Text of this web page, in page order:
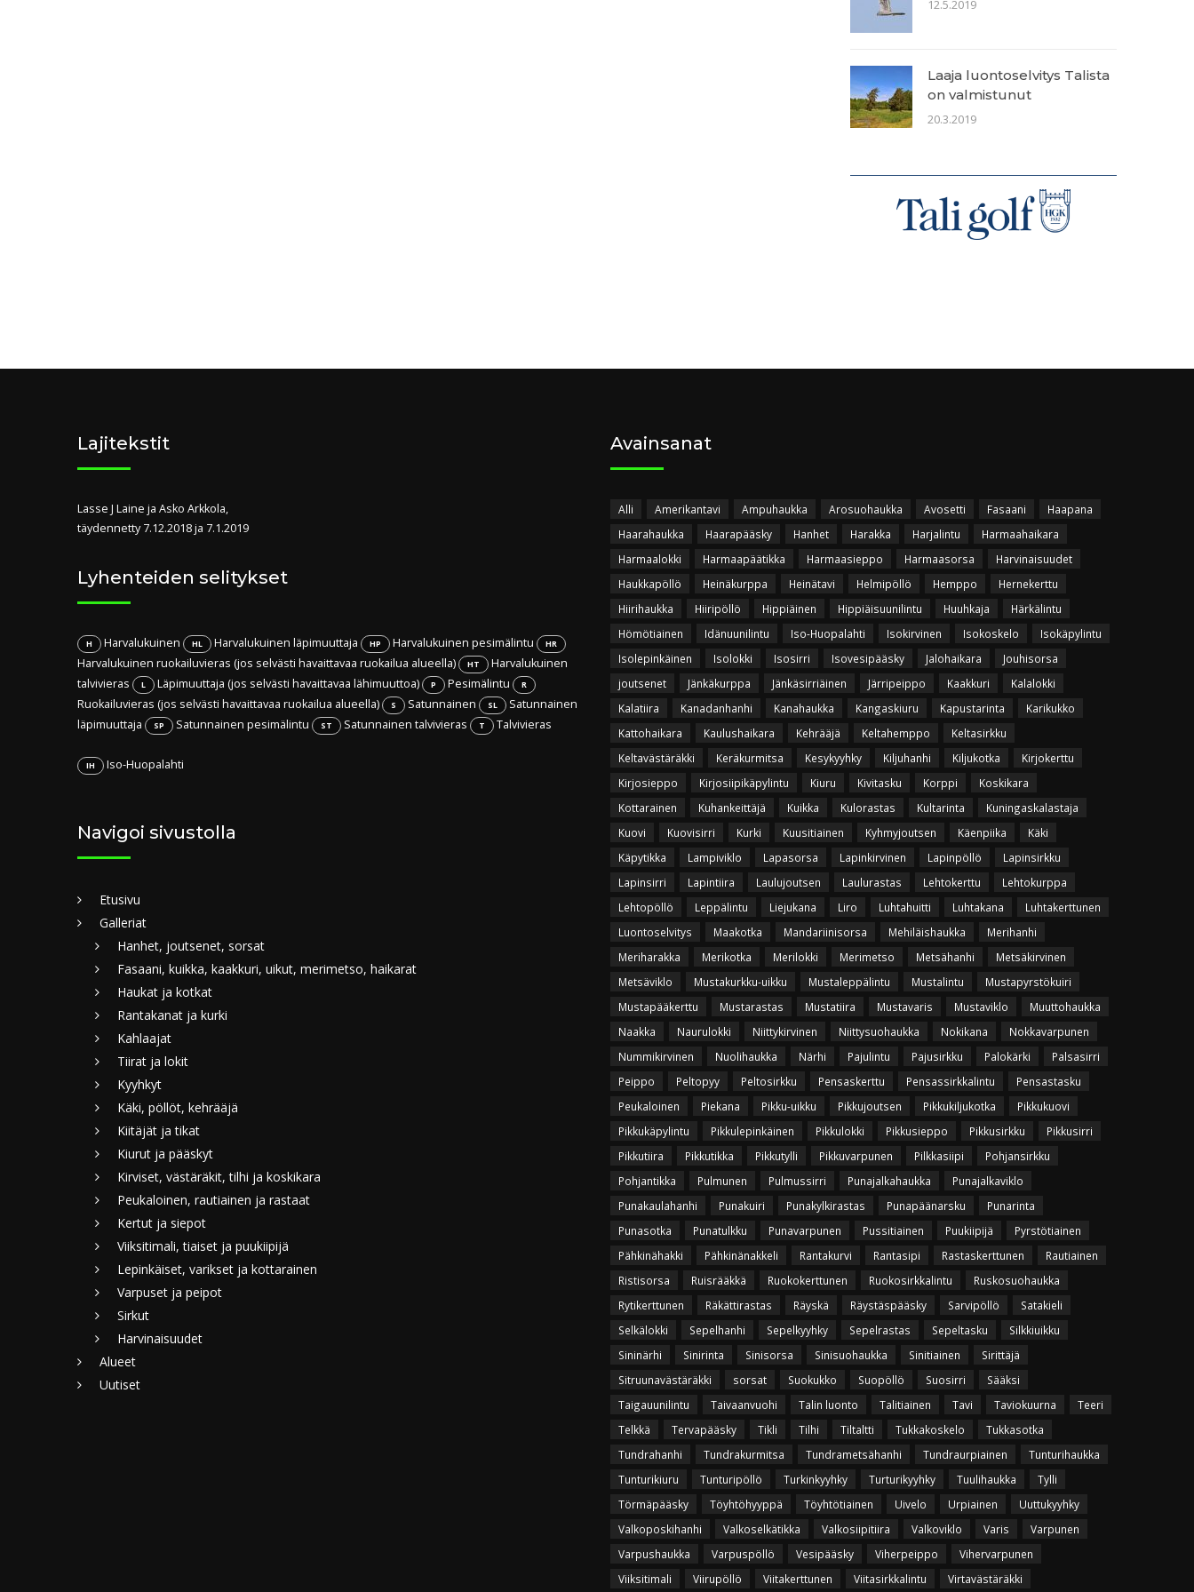
12.5.2019
Laaja luontoselvitys Talista
on valmistunut
20.3.2019
Lajitekstit
Lasse J Laine ja Asko Arkkola,
täydennetty 7.12.2018 ja 7.1.2019
Lyhenteiden selitykset
H Harvalukuinen HL Harvalukuinen läpimuuttaja HP Harvalukuinen pesimälintu HR
Harvalukuinen ruokailuvieras (jos selvästi havaittavaa ruokailua alueella) HT
Harvalukuinen
talvivieras
L Läpimuuttaja (jos selvästi havaittavaa lähimuuttoa) P Pesimälintu R
Ruokailuvieras (jos selvästi havaittavaa ruokailua alueella) S Satunnainen SL
Satunnainen
läpimuuttaja
SP Satunnainen pesimälintu ST Satunnainen talvivieras T Talvivieras
IH Iso-Huopalahti
Navigoi sivustolla
Etusivu
Galleriat
Hanhet, joutsenet, sorsat
Fasaani, kuikka, kaakkuri, uikut, merimetso, haikarat
Haukat ja kotkat
Rantakanat ja kurki
Kahlaajat
Tiirat ja lokit
Kyyhkyt
Käki, pöllöt, kehrääjä
Kiitäjät ja tikat
Kiurut ja pääskyt
Kirviset, västäräkit, tilhi ja koskikara
Peukaloinen, rautiainen ja rastaat
Kertut ja siepot
Viiksitimali, tiaiset ja puukiipijä
Lepinkäiset, varikset ja kottarainen
Varpuset ja peipot
Sirkut
Harvinaisuudet
Alueet
Uutiset
Avainsanat
Alli Amerikantavi Ampuhaukka Arosuohaukka Avosetti Fasaani
Haapana
Haarahaukka
Haarapääsky Hanhet Harakka Harjalintu
Harmaahaikara
Harmaalokki
Harmaapäätikka Harmaasieppo Harmaasorsa
Harvinaisuudet
Haukkapöllö
Heinäkurppa Heinätavi Helmipöllö Hemppo
Hernekerttu
Hiirihaukka
Hiiripöllö Hippiäinen Hippiäisuunilintu Huuhkaja
Härkälintu
Hömötiainen
Idänuunilintu Iso-Huopalahti Isokirvinen Isokoskelo
Isokäpylintu
Isolepinkäinen
Isolokki Isosirri Isovesipääsky Jalohaikara
Jouhisorsa
joutsenet
Jänkäkurppa Jänkäsirriäinen Järripeippo Kaakkuri
Kalalokki
Kalatiira
Kanadanhanhi Kanahaukka Kangaskiuru Kapustarinta
Karikukko
Kattohaikara
Kaulushaikara Kehrääjä Keltahemppo
Keltasirkku
Keltavästäräkki
Keräkurmitsa Kesykyyhky Kiljuhanhi Kiljukotka
Kirjokerttu
Kirjosieppo
Kirjosiipikäpylintu Kiuru Kivitasku Korppi
Koskikara
Kottarainen
Kuhankeittäjä Kuikka Kulorastas Kultarinta
Kuningaskalastaja
Kuovi
Kuovisirri Kurki Kuusitiainen Kyhmyjoutsen Käenpiika
Käki
Käpytikka
Lampiviklo Lapasorsa Lapinkirvinen Lapinpöllö
Lapinsirkku
Lapinsirri
Lapintiira Laulujoutsen Laulurastas Lehtokerttu
Lehtokurppa
Lehtopöllö
Leppälintu Liejukana Liro Luhtahuitti Luhtakana
Luhtakerttunen
Luontoselvitys
Maakotka Mandariinisorsa Mehiläishaukka
Merihanhi
Meriharakka
Merikotka Merilokki Merimetso Metsähanhi
Metsäkirvinen
Metsäviklo
Mustakurkku-uikku Mustaleppälintu Mustalintu
Mustapyrstökuiri
Mustapääkerttu
Mustarastas Mustatiira Mustavaris Mustaviklo
Muuttohaukka
Naakka
Naurulokki Niittykirvinen Niittysuohaukka Nokikana
Nokkavarpunen
Nummikirvinen
Nuolihaukka Närhi Pajulintu Pajusirkku Palokärki
Palsasirri
Peippo
Peltopyy Peltosirkku Pensaskerttu Pensassirkkalintu
Pensastasku
Peukaloinen
Piekana Pikku-uikku Pikkujoutsen Pikkukiljukotka
Pikkukuovi
Pikkukäpylintu
Pikkulepinkäinen Pikkulokki Pikkusieppo Pikkusirkku
Pikkusirri
Pikkutiira
Pikkutikka Pikkutylli Pikkuvarpunen Pilkkasiipi
Pohjansirkku
Pohjantikka
Pulmunen Pulmussirri Punajalkahaukka
Punajalkaviklo
Punakaulahanhi
Punakuiri Punakylkirastas Punapäänarsku
Punarinta
Punasotka
Punatulkku Punavarpunen Pussitiainen Puukiipijä
Pyrstötiainen
Pähkinähakki
Pähkinänakkeli Rantakurvi Rantasipi Rastaskerttunen
Rautiainen
Ristisorsa
Ruisrääkkä Ruokokerttunen Ruokosirkkalintu
Ruskosuohaukka
Rytikerttunen
Räkättirastas Räyskä Räystäspääsky Sarvipöllö
Satakieli
Selkälokki
Sepelhanhi Sepelkyyhky Sepelrastas Sepeltasku
Silkkiuikku
Sininärhi
Sinirinta Sinisorsa Sinisuohaukka Sinitiainen
Sirittäjä
Sitruunavästäräkki
sorsat Suokukko Suopöllö Suosirri
Sääksi
Taigauunilintu
Taivaanvuohi Talin luonto Talitiainen Tavi Taviokuurna
Teeri
Telkkä
Tervapääsky Tikli Tilhi Tiltaltti Tukkakoskelo
Tukkasotka
Tundrahanhi
Tundrakurmitsa Tundrametsähanhi Tundraurpiainen
Tunturihaukka
Tunturikiuru
Tunturipöllö Turkinkyyhky Turturikyyhky Tuulihaukka
Tylli
Törmäpääsky
Töyhtöhyyppä Töyhtötiainen Uivelo Urpiainen
Uuttukyyhky
Valkoposkihanhi
Valkoselkätikka Valkosiipitiira Valkoviklo Varis
Varpunen
Varpushaukka
Varpuspöllö Vesipääsky Viherpeippo
Vihervarpunen
Viiksitimali
Viirupöllö Viitakerttunen Viitasirkkalintu Virtavästäräkki